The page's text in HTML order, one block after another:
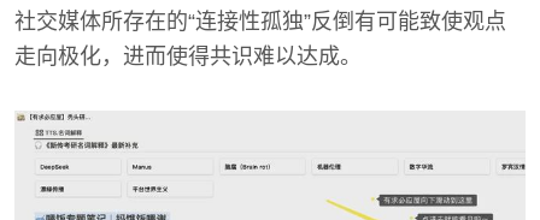
社交媒体所存在的“连接性孤独”反倒有可能致使观点
走向极化，进而使得共识难以达成。